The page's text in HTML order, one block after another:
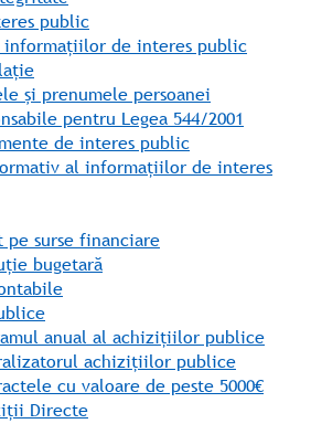
public
informațiilor de interes public
și prenumele persoanei
pentru Legea 544/2001
de interes public
al informațiilor de interes
pe surse financiare
bugetară
anual al achizițiilor publice
achizițiilor publice
cu valoare de peste 5000€
Directe